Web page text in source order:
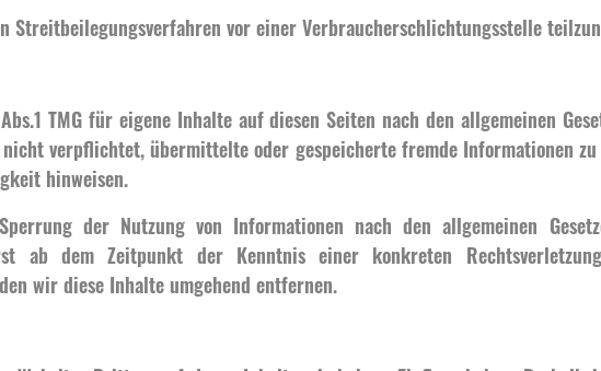
vor einer Verbraucherschlichtungsstelle
TMG für eigene Inhalte auf diesen Seiten nach den allgemeinen
verpflichtet, übermittelte oder gespeicherte fremde Informationen zu
hinweisen.
der Nutzung von Informationen nach den allgemeinen
ab dem Zeitpunkt der Kenntnis einer konkreten
wir diese Inhalte umgehend entfernen.